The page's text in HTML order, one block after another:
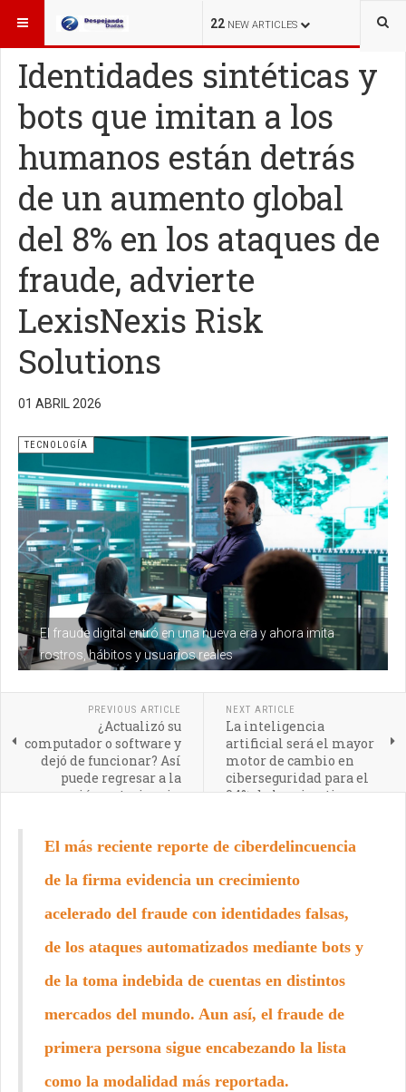
22 NEW ARTICLES
ESTÁ AQUÍ: TECNOLOGÍA
Identidades sintéticas y
bots que imitan a los
humanos están detrás
de un aumento global
del 8% en los ataques de
fraude, advierte
LexisNexis Risk
Solutions
01 ABRIL 2026
El fraude digital entró en una nueva era y ahora imita
rostros, hábitos y usuarios reales
TECNOLOGÍA
PREVIOUS ARTICLE
¿Actualizó su
computador o software y
dejó de funcionar? Así
puede regresar a la
versión anterior sin
NEXT ARTICLE
La inteligencia
artificial será el mayor
motor de cambio en
ciberseguridad para el
94% de los ejecutivos
El más reciente reporte de ciberdelincuencia
de la firma evidencia un crecimiento
acelerado del fraude con identidades falsas,
de los ataques automatizados mediante bots y
de la toma indebida de cuentas en distintos
mercados del mundo. Aun así, el fraude de
primera persona sigue encabezando la lista
como la modalidad más reportada.